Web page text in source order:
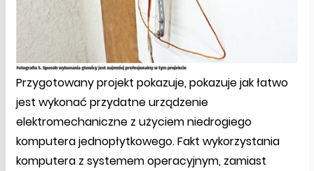
Przygotowany projekt pokazuje, pokazuje jak łatwo
jest wykonać przydatne urządzenie
elektromechaniczne z użyciem niedrogiego
komputera jednopłytkowego. Fakt wykorzystania
komputera z systemem operacyjnym, zamiast